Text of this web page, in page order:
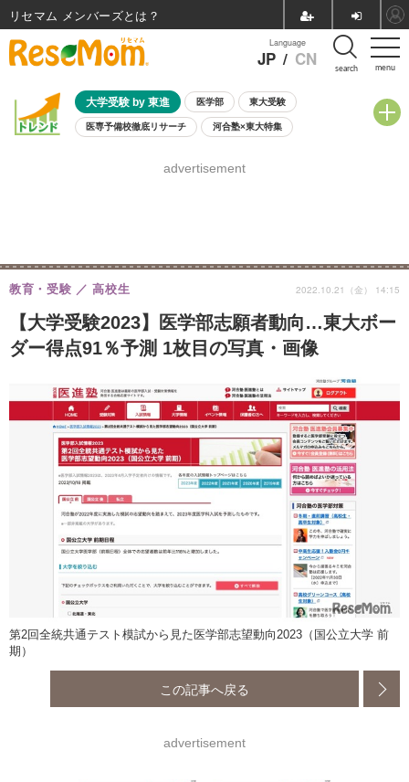
menu
Language
JP / CN search
大学受験 by 東進 医学部 東大受験
医専予備校徹底リサーチ 河合塾×東大特集
8月開催学校説明会・相談会
advertisement
【大学受験2023】医学部志願者動向…東大ボー
ダー得点91％予測 1枚目の写真・画像
教育・受験 高校生 2022.10.21（金） 14:15
第2回全統共通テスト模試から見た医学部志望動向2023（国公立大学 前
期）
この記事へ戻る
advertisement
リセマム メンバーズ